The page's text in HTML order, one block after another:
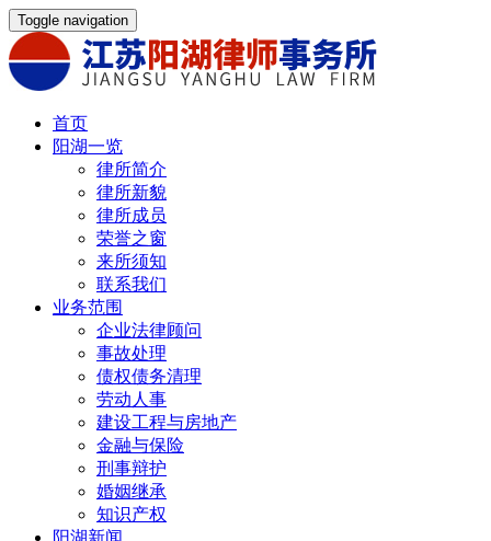
Toggle navigation
首页
阳湖一览
律所简介
律所新貌
律所成员
荣誉之窗
来所须知
联系我们
业务范围
企业法律顾问
事故处理
债权债务清理
劳动人事
建设工程与房地产
金融与保险
刑事辩护
婚姻继承
知识产权
阳湖新闻